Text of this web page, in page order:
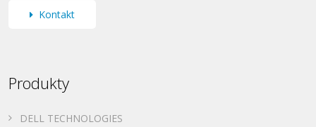
Kontakt
Produkty
DELL TECHNOLOGIES